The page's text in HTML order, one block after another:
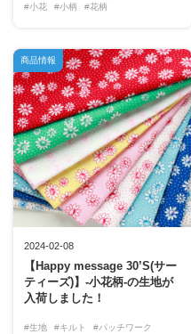
#小花 #小柄 #花柄
2024-02-08
【Happy message 30’S(サー
ティーズ)】-小花柄-の生地が
入荷しました！
#生地 #キルト #パッチワーク
商品情報